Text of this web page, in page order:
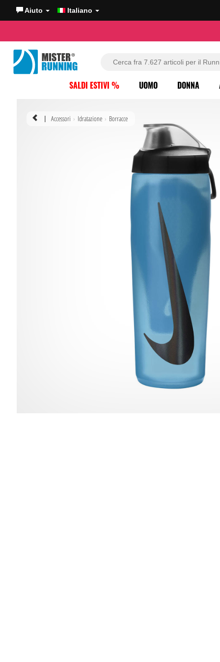
Aiuto Italiano
SALDI ESTIVI % UOMO DONNA
| Accessori Idratazione Borracce